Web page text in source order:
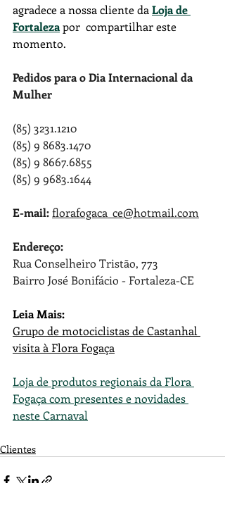
agradece a nossa cliente da Loja de
Fortaleza por  compartilhar este
momento.
Pedidos para o Dia Internacional da
Mulher
(85) 3231.1210
(85) 9 8683.1470
(85) 9 8667.6855
(85) 9 9683.1644
E-mail: florafogaca_ce@hotmail.com
Endereço:
Rua Conselheiro Tristão, 773
Bairro José Bonifácio - Fortaleza-CE
Leia Mais:
Grupo de motociclistas de Castanhal
visita à Flora Fogaça
Loja de produtos regionais da Flora
Fogaça com presentes e novidades
neste Carnaval
Clientes